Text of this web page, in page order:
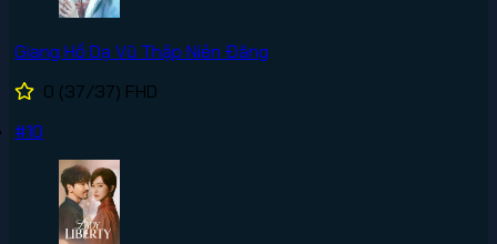
Giang Hồ Dạ Vũ Thập Niên Đăng
0 (37/37) FHD
#10